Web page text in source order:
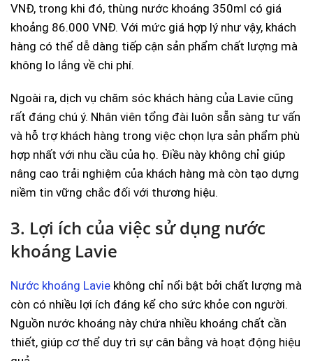
VNĐ, trong khi đó, thùng nước khoáng 350ml có giá
khoảng 86.000 VNĐ. Với mức giá hợp lý như vậy, khách
hàng có thể dễ dàng tiếp cận sản phẩm chất lượng mà
không lo lắng về chi phí.
Ngoài ra, dịch vụ chăm sóc khách hàng của Lavie cũng
rất đáng chú ý. Nhân viên tổng đài luôn sẵn sàng tư vấn
và hỗ trợ khách hàng trong việc chọn lựa sản phẩm phù
hợp nhất với nhu cầu của họ. Điều này không chỉ giúp
nâng cao trải nghiệm của khách hàng mà còn tạo dựng
niềm tin vững chắc đối với thương hiệu.
3. Lợi ích của việc sử dụng nước
khoáng Lavie
Nước khoáng Lavie không chỉ nổi bật bởi chất lượng mà
còn có nhiều lợi ích đáng kể cho sức khỏe con người.
Nguồn nước khoáng này chứa nhiều khoáng chất cần
thiết, giúp cơ thể duy trì sự cân bằng và hoạt động hiệu